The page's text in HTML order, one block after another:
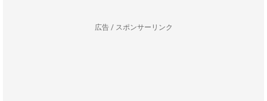
広告 / スポンサーリンク